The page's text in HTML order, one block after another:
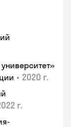
• 2020 г.
г.